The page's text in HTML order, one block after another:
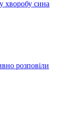
хворобу сина
розповіли